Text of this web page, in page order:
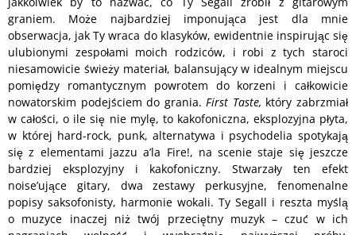
graniem. Może najbardziej imponująca jest dla mnie
obserwacja, jak Ty wraca do klasyków, ewidentnie inspirując się
ulubionymi zespołami moich rodziców, i robi z tych staroci
niesamowicie świeży materiał, balansujący w idealnym miejscu
pomiędzy romantycznym powrotem do korzeni i całkowicie
nowatorskim podejściem do grania.First Taste, który zabrzmiał
w całości, o ile się nie mylę, to kakofoniczna, eksplozyjna płyta,
w której hard-rock, punk, alternatywa i psychodelia spotykają
się z elementami jazzu a’la Fire!, na scenie staje się jeszcze
bardziej eksplozyjny i kakofoniczny. Stwarzały ten efekt
noise’ujące gitary, dwa zestawy perkusyjne, fenomenalne
popisy saksofonisty, harmonie wokali. Ty Segall i reszta myślą
o muzyce inaczej niż twój przeciętny muzyk – czuć w ich